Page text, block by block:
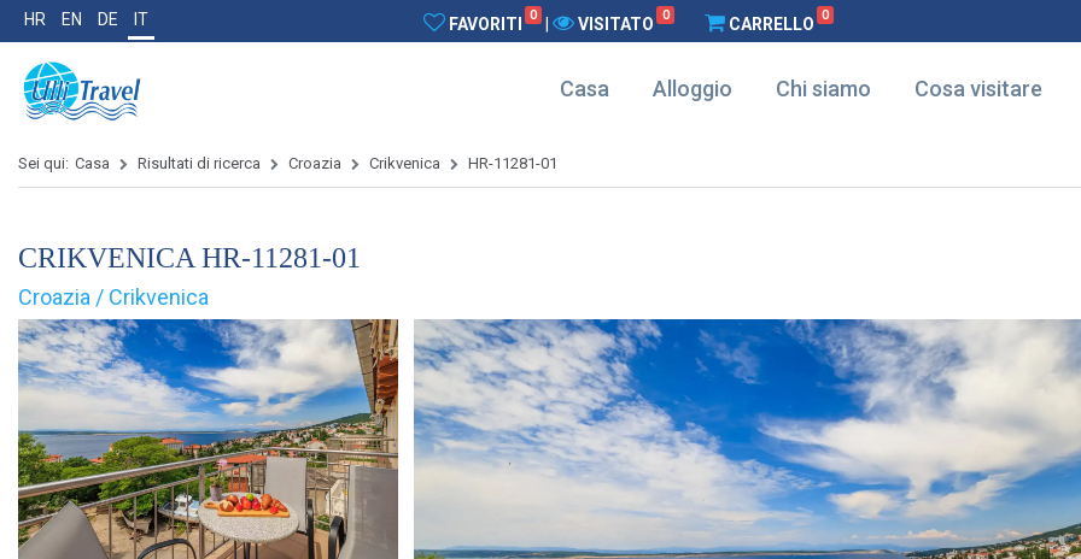
HR EN DE IT FAVORITI 0 VISITATO 0 CARRELLO 0
Casa Alloggio Chi siamo Cosa visitare
Sei qui: Casa Risultati di ricerca Croazia Crikvenica HR-11281-01
CRIKVENICA HR-11281-01
Croazia / Crikvenica